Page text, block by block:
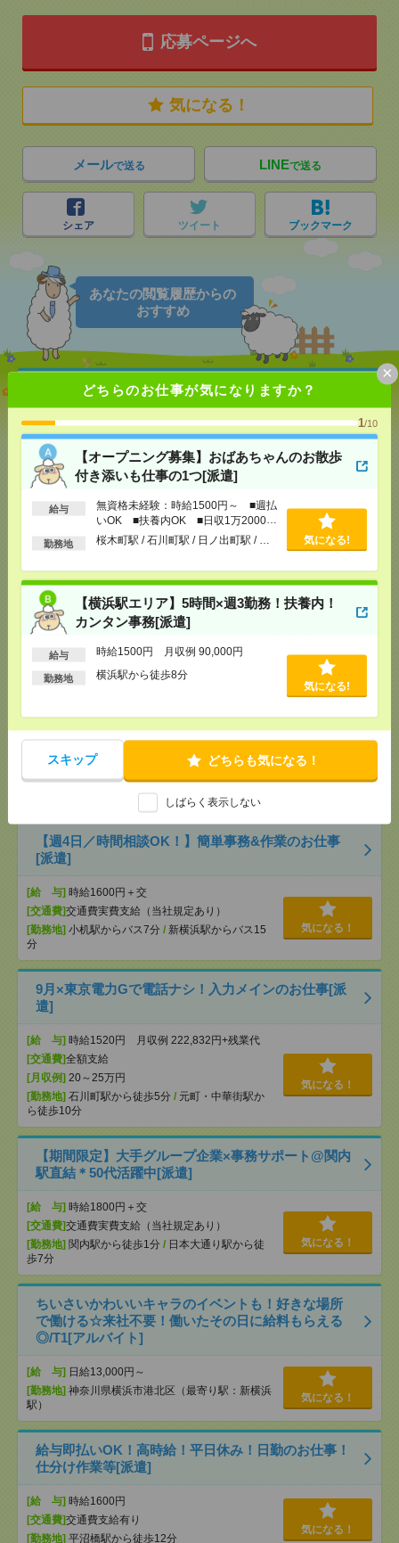
どちらのお仕事が気になりますか？
1/10
【オープニング募集】おばあちゃんのお散歩
付き添いも仕事の1つ[派遣]
給与
無資格未経験：時給1500円～ ■週払
いOK ■扶養内OK ■日収1万2000円
以上
勤務地 桜木町駅 / 石川町駅 / 日ノ出町駅 / … 気になる!
【横浜駅エリア】5時間×週3勤務！扶養内！
カンタン事務[派遣]
給与 時給1500円 月収例 90,000円
勤務地
横浜駅から徒歩8分
気になる!
スキップ どちらも気になる！
しばらく表示しない
×
応募ページへ
気になる！
メールで送る LINEで送る
シェア ツイート ブックマーク
あなたの閲覧履歴からの
おすすめ
【オープニング募集】おばあちゃんのお散歩付き添
いも仕事の1つ[派遣]
[給 与]無資格未経験：時給1500円～ ■週払い
OK ■扶養内OK ■日収1万2000円以上
[交通費]
交通費全額支給
[勤務地]桜木町駅
【横浜駅エリア】5時間×週3勤務！扶養内！カンタン
事務[派遣]
[給 与]時給1500円 月収例 90,000円
[交通費]
全額支給
[月収例] 5～10万円
横浜駅から徒歩8分
【長期】事務のお仕事！残業なし！16時定時！土日
時給1500円 月収例 144,000円
[交通費]全額支給
[月収例]10～15万円
神奈川駅から徒歩5分 / 反町駅から徒歩8分
気になる！
【週4日／時間相談OK！】簡単事務&作業のお仕事
[派遣]
[給 与] 時給1600円＋交
[交通費]交通費実費支給（当社規定あり）
[勤務地] 小机駅からバス7分 / 新横浜駅からバス15
分
気になる！
9月×東京電力Gで電話ナシ！入力メインのお仕事[派
遣]
[給 与] 時給1520円 月収例 222,832円+残業代
[交通費]全額支給
[月収例] 20～25万円
[勤務地] 石川町駅から徒歩5分 / 元町・中華街駅か
ら徒歩10分
気になる！
【期間限定】大手グループ企業×事務サポート@関内
駅直結＊50代活躍中[派遣]
[給 与] 時給1800円＋交
[交通費]交通費実費支給（当社規定あり）
[勤務地] 関内駅から徒歩1分 / 日本大通り駅から徒
歩7分
気になる！
ちいさいかわいいキャラのイベントも！好きな場所
で働ける☆来社不要！働いたその日に給料もらえる
◎/T1[アルバイト]
[給 与] 日給13,000円～
[勤務地] 神奈川県横浜市港北区（最寄り駅：新横浜
駅）
気になる！
給与即払いOK！高時給！平日休み！日勤のお仕事！
仕分け作業等[派遣]
[給 与] 時給1600円
[交通費]交通費支給有り
[勤務地] 平沼橋駅から徒歩12分
気になる！